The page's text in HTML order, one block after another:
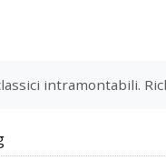
intramontabili.